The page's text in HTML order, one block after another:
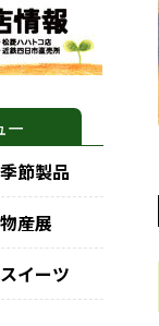
ー
節製品
産展
イーツ